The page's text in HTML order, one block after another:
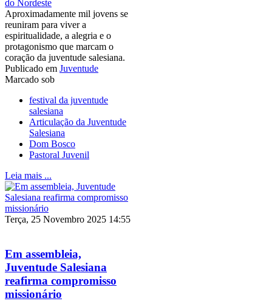
do Nordeste
Aproximadamente mil jovens se
reuniram para viver a
espiritualidade, a alegria e o
protagonismo que marcam o
coração da juventude salesiana.
Publicado em Juventude
Marcado sob
festival da juventude
salesiana
Articulação da Juventude
Salesiana
Dom Bosco
Pastoral Juvenil
Leia mais ...
Terça, 25 Novembro 2025 14:55
Em assembleia,
Juventude Salesiana
reafirma compromisso
missionário